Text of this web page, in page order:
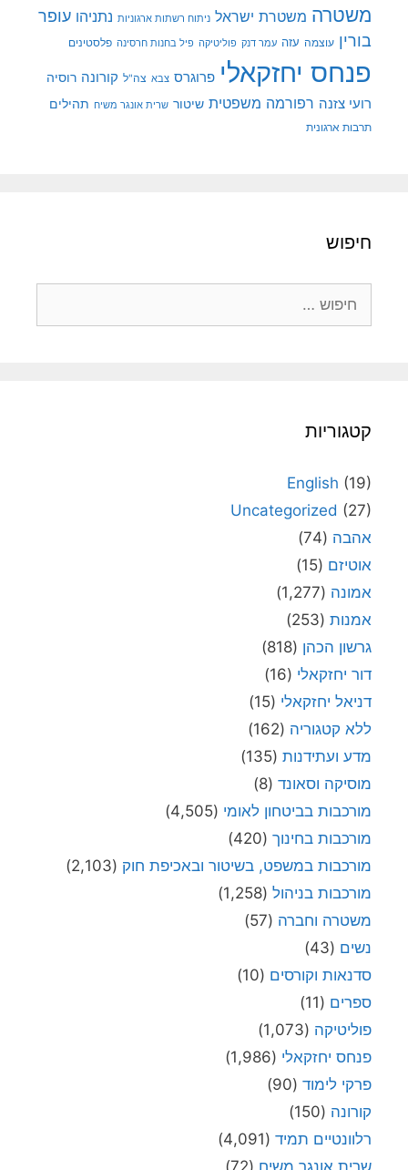
משטרה משטרת ישראל ניתוח רשתות ארגוניות נתניהו עופר
בורין עוצמה עזה עמר דנק פוליטיקה פיל בחנות חרסינה פלסטינים
פנחס יחזקאלי פרוגרס צבא צה"ל קורונה רוסיה
רועי צזנה רפורמה משפטית שיטור שרית אונגר משיח תהילים
תרבות ארגונית
חיפוש
קטגוריות
English (19)
Uncategorized (27)
אהבה (74)
אוטיזם (15)
אמונה (1,277)
אמנות (253)
גרשון הכהן (818)
דור יחזקאלי (16)
דניאל יחזקאלי (15)
ללא קטגוריה (162)
מדע ועתידנות (135)
מוסיקה וסאונד (8)
מורכבות בביטחון לאומי (4,505)
מורכבות בחינוך (420)
מורכבות במשפט, בשיטור ובאכיפת חוק (2,103)
מורכבות בניהול (1,258)
משטרה וחברה (57)
נשים (43)
סדנאות וקורסים (10)
ספרים (11)
פוליטיקה (1,073)
פנחס יחזקאלי (1,986)
פרקי לימוד (90)
קורונה (150)
רלוונטיים תמיד (4,091)